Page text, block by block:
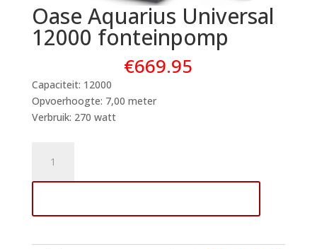
Oase Aquarius Universal
12000 fonteinpomp
€669.95
Capaciteit: 12000
Opvoerhoogte: 7,00 meter
Verbruik: 270 watt
Aquarius
Universal
fonteinpomp